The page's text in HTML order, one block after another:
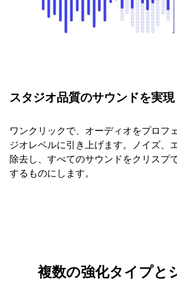
スタジオ品質のサウンドを実現
ワンクリックで、オーディオをプロフ
ジオレベルに引き上げます。ノイズ、
除去し、すべてのサウンドをクリスプ
するものにします。
複数の強化タイプと